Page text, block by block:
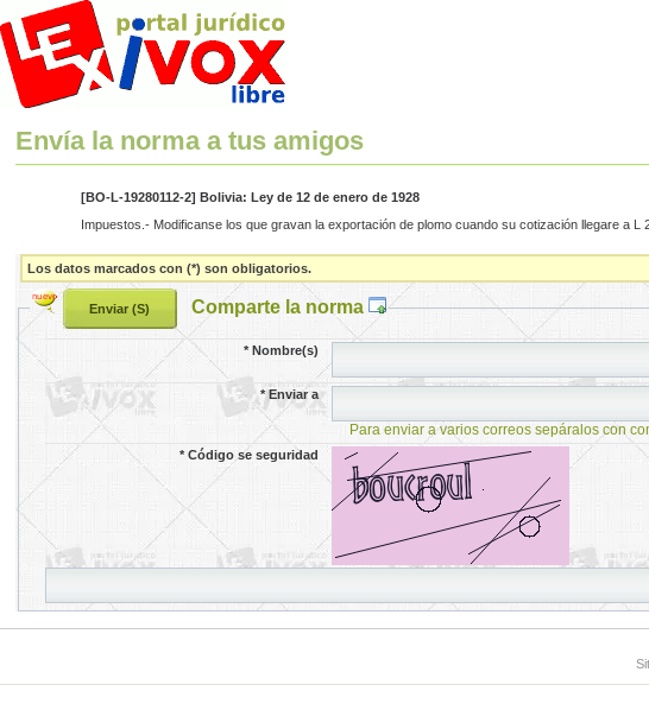
Envía la norma a tus amigos
[BO-L-19280112-2] Bolivia: Ley de 12 de enero de 1928
Impuestos.- Modificanse los que gravan la exportación de plomo cuando su cotización llegare a L
Los datos marcados con (*) son obligatorios.
Comparte la norma
*Nombre(s)
*Enviar a
Para enviar a varios correos sepáralos con
*Código se seguridad